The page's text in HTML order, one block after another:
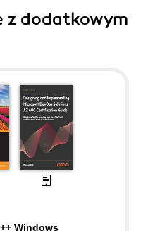
z dodatkowym
Windows